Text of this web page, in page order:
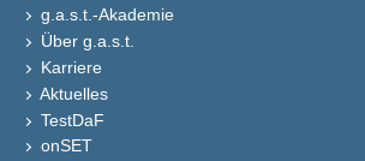
g.a.s.t.-Akademie
Über g.a.s.t.
Karriere
Aktuelles
TestDaF
onSET